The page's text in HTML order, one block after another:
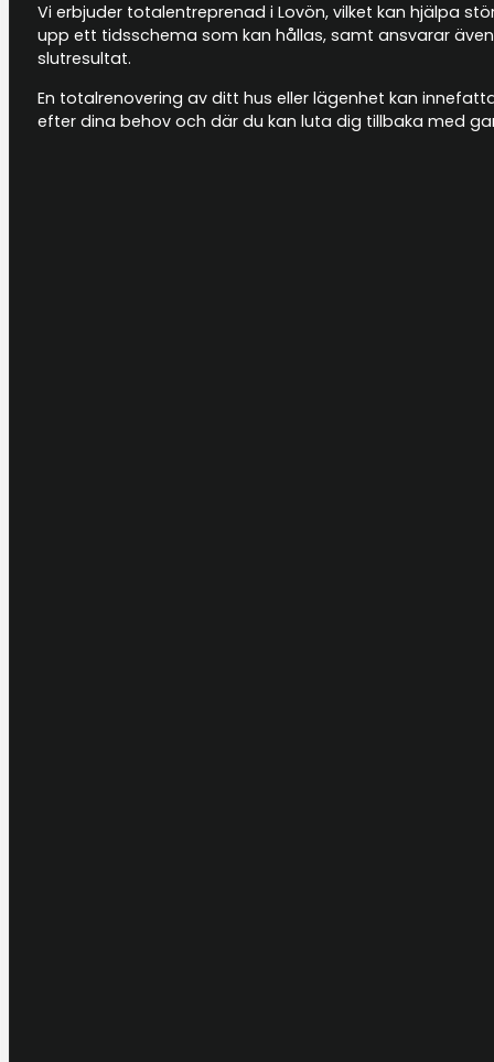
Vi erbjuder totalentreprenad i Lovön, vilket kan hjälpa
upp ett tidsschema som kan hållas, samt ansvarar
slutresultat.
En totalrenovering av ditt hus eller lägenhet kan
efter dina behov och där du kan luta dig tillbaka med